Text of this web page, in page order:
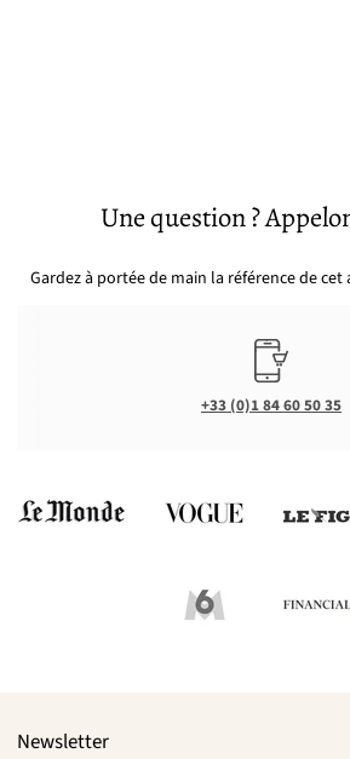
Une question ?
Gardez à portée de main la référence de cet
+33 (0)1 84 60 50 35
Newsletter